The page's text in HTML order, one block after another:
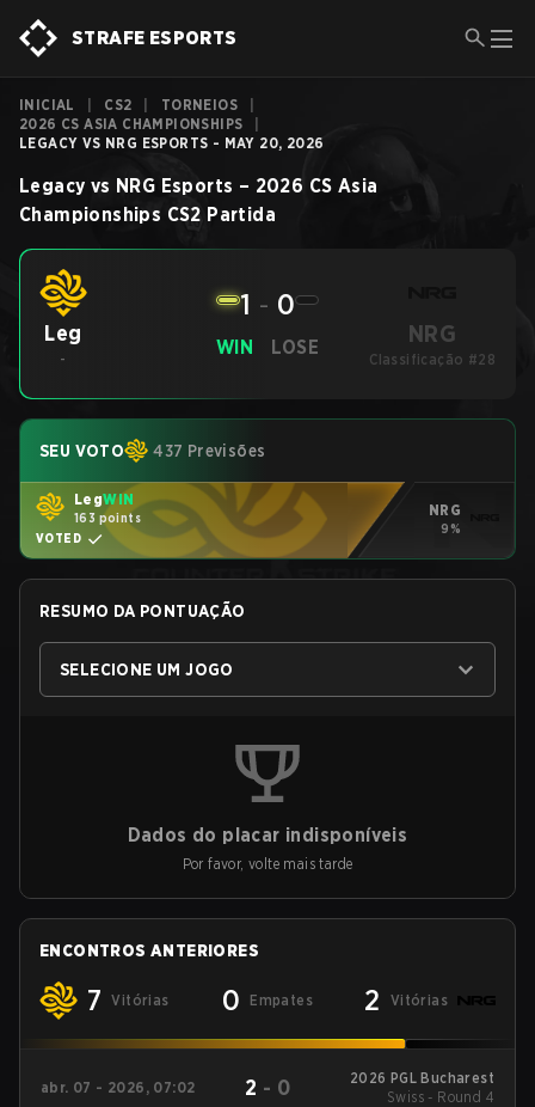
STRAFE ESPORTS
INICIAL CS2 TORNEIOS
2026 CS ASIA CHAMPIONSHIPS
LEGACY VS NRG ESPORTS - MAY 20, 2026
Legacy vs NRG Esports – 2026 CS Asia
Championships CS2 Partida
Leg
-
WIN
1 - 0
LOSE NRG
Classificação #28
SEU VOTO 437 Previsões
LegWIN
163 points
VOTED
NRG
9%
RESUMO DA PONTUAÇÃO
SELECIONE UM JOGO
Dados do placar indisponíveis
Por favor, volte mais tarde
ENCONTROS ANTERIORES
7 Vitórias 0 Empates 2 Vitórias
abr. 07 - 2026, 07:02 2 - 0
2026 PGL Bucharest
Swiss - Round 4